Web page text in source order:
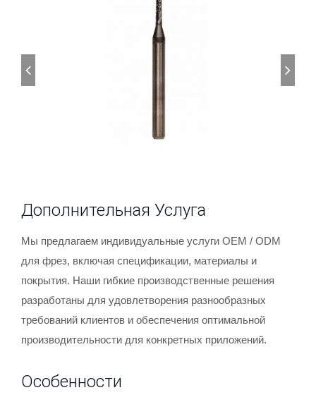
Дополнительная Услуга
Мы предлагаем индивидуальные услуги OEM / ODM
для фрез, включая спецификации, материалы и
покрытия. Наши гибкие производственные решения
разработаны для удовлетворения разнообразных
требований клиентов и обеспечения оптимальной
производительности для конкретных приложений.
Особенности